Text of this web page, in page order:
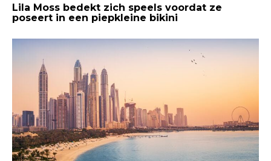
Lila Moss bedekt zich speels voordat ze
poseert in een piepkleine bikini